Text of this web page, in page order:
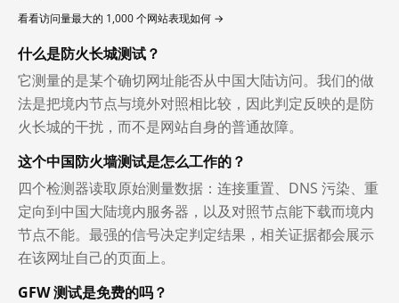
看看访问量最大的 1,000 个网站表现如何 →
什么是防火长城测试？
它测量的是某个确切网址能否从中国大陆访问。我们的做
法是把境内节点与境外对照相比较，因此判定反映的是防
火长城的干扰，而不是网站自身的普通故障。
这个中国防火墙测试是怎么工作的？
四个检测器读取原始测量数据：连接重置、DNS 污染、重
定向到中国大陆境内服务器，以及对照节点能下载而境内
节点不能。最强的信号决定判定结果，相关证据都会展示
在该网址自己的页面上。
GFW 测试是免费的吗？